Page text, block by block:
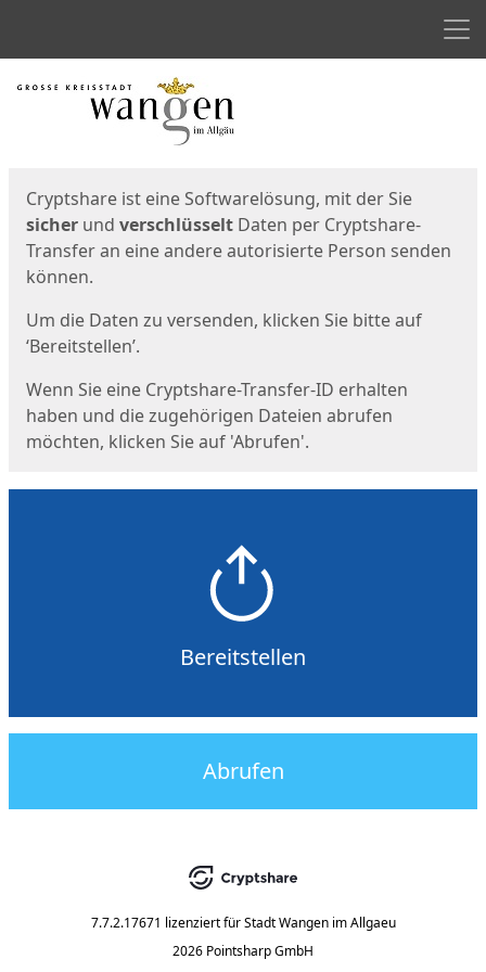
Start
Cryptshare ist eine Softwarelösung, mit der Sie
sicher und verschlüsselt Daten per Cryptshare-
Transfer an eine andere autorisierte Person senden
können.
Um die Daten zu versenden, klicken Sie bitte auf
‘Bereitstellen’.
Wenn Sie eine Cryptshare-Transfer-ID erhalten
haben und die zugehörigen Dateien abrufen
möchten, klicken Sie auf 'Abrufen'.
Bereitstellen
Abrufen
7.7.2.17671 lizenziert für Stadt Wangen im Allgaeu
2026 Pointsharp GmbH